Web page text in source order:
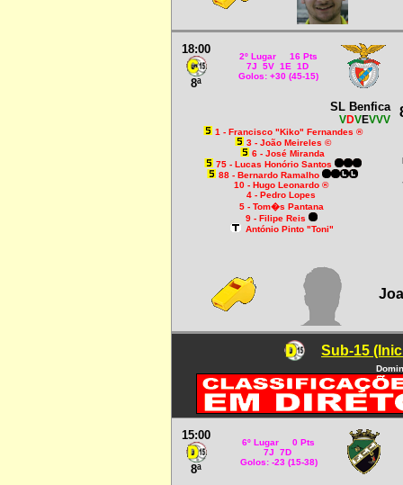
18:00
8ª
2º Lugar 16 Pts
7J 5V 1E 1D
Golos: +30 (45-15)
SL Benfica
VDVEVVV
1 - Francisco "Kiko" Fernandes ®
3 - João Meireles ©
6 - José Miranda
75 - Lucas Honório Santos
88 - Bernardo Ramalho
10 - Hugo Leonardo ®
4 - Pedro Lopes
5 - Tom�s Pantana
9 - Filipe Reis
António Pinto "Toni"
Sub-15
15:00
8ª
6º Lugar 0 Pts
7J 7D
Golos: -23 (15-38)